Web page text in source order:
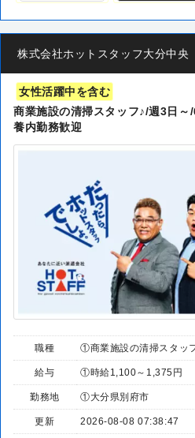
株式会社ホットスタッフ大分中央
女性活躍中を含む
商業施設の清掃スタッフ♪/週3日
養内勤務歓迎
職種 ①商業施設の清掃スタッ
給与 ①時給1,100～1,375円
勤務地 ①大分県別府市
更新 2026-08-08 07:38:47